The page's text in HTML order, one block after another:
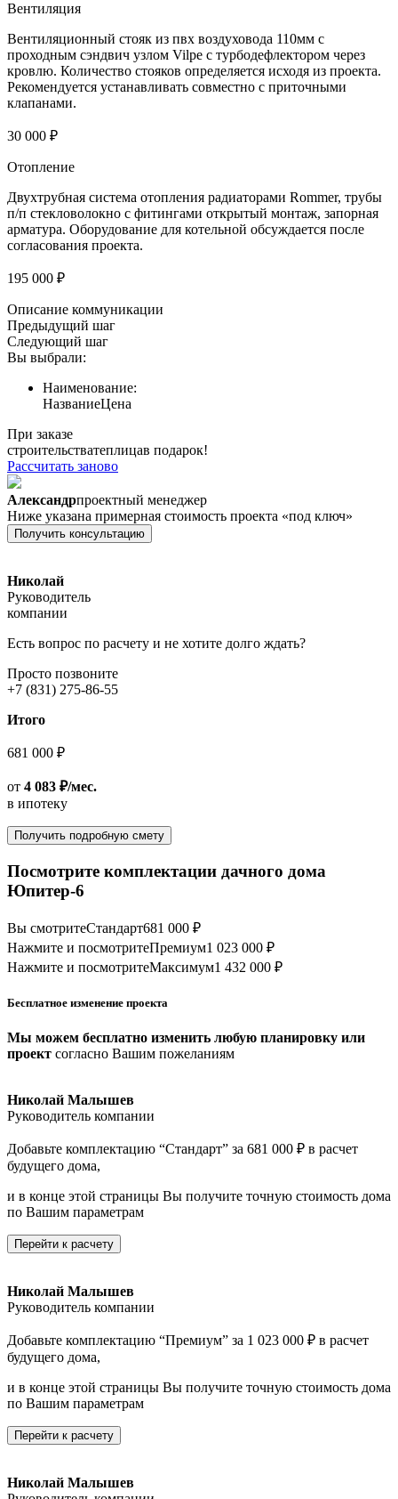
Вентиляция
Вентиляционный стояк из пвх воздуховода 110мм с
проходным сэндвич узлом Vilpe с турбодефлектором через
кровлю. Количество стояков определяется исходя из проекта.
Рекомендуется устанавливать совместно с приточными
клапанами.
30 000 ₽
Отопление
Двухтрубная система отопления радиаторами Rommer, трубы
п/п стекловолокно с фитингами открытый монтаж, запорная
арматура. Оборудование для котельной обсуждается после
согласования проекта.
195 000 ₽
Описание коммуникации
Предыдущий шаг
Следующий шаг
Вы выбрали:
Наименование:
НазваниеЦена
При заказе
строительстватеплицав подарок!
Рассчитать заново
Александрпроектный менеджер
Ниже указана примерная стоимость проекта «под ключ»
Получить консультацию
Николай
Руководитель
компании
Есть вопрос по расчету и не хотите долго ждать?
Просто позвоните
+7 (831) 275-86-55
Итого
681 000 ₽
от 4 083 ₽/мес.
в ипотеку
Получить подробную смету
Посмотрите комплектации дачного дома
Юпитер-6
Вы смотритеСтандарт681 000 ₽
Нажмите и посмотритеПремиум1 023 000 ₽
Нажмите и посмотритеМаксимум1 432 000 ₽
Бесплатное изменение проекта
Мы можем бесплатно изменить любую планировку или
проект согласно Вашим пожеланиям
Николай Малышев
Руководитель компании
Добавьте комплектацию “Стандарт” за 681 000 ₽ в расчет
будущего дома,
и в конце этой страницы Вы получите точную стоимость дома
по Вашим параметрам
Перейти к расчету
Николай Малышев
Руководитель компании
Добавьте комплектацию “Премиум” за 1 023 000 ₽ в расчет
будущего дома,
и в конце этой страницы Вы получите точную стоимость дома
по Вашим параметрам
Перейти к расчету
Николай Малышев